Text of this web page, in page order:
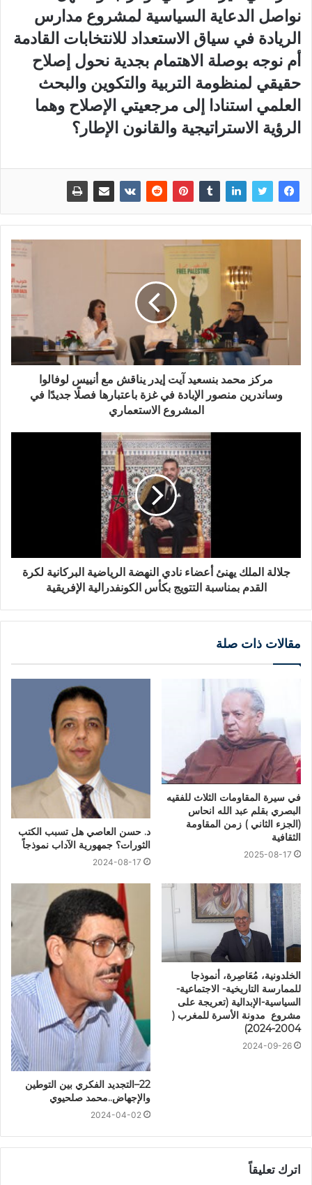
نواصل الدعاية السياسية لمشروع مدارس
الريادة في سياق الاستعداد للانتخابات القادمة
أم نوجه بوصلة الاهتمام بجدية نحول إصلاح
حقيقي لمنظومة التربية والتكوين والبحث
العلمي استنادا إلى مرجعيتي الإصلاح وهما
الرؤية الاستراتيجية والقانون الإطار؟
مركز محمد بنسعيد آيت إيدر يناقش مع أنييس لوفالوا
وساندرين منصور الإبادة في غزة باعتبارها فصلًا جديدًا في
المشروع الاستعماري
جلالة الملك يهنئ أعضاء نادي النهضة الرياضية البركانية لكرة
القدم بمناسبة التتويج بكأس الكونفدرالية الإفريقية
مقالات ذات صلة
في سيرة المقاومات الثلاث للفقيه
البصري بقلم عبد الله انحاس
(الجزء الثاني ) زمن المقاومة
الثقافية
2025-08-17
د. حسن العاصي هل تسبب الكتب
الثورات؟ جمهورية الآداب نموذجاً
2024-08-17
الخلدونية، مُعَاصِرة، أنموذجا
للممارسة التاريخية- الاجتماعية-
السياسية-الإبدالية (تعريجة على
مشروع مدونة الأسرة للمغرب (
2004-2024)
2024-09-26
22–التجديد الفكري بين التوطين
والإجهاض..محمد صلحيوي
2024-04-02
اترك تعليقاً